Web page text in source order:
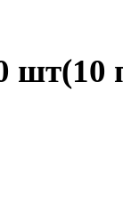
шт(10